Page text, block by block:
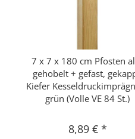
Schnellkauf
7 x 7 x 180 cm Pfosten
gehobelt + gefast,
Kiefer
grün (Volle VE 84 St.)
8,89 € *